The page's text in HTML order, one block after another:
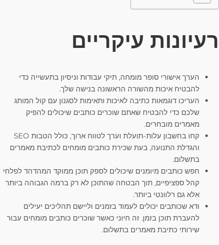
רעיונות עיקריים
הערך אישורי סופר מומחה, תיקי עבודות וניסיון בתעשייה כדי
להבטיח איכות מהשורה הראשונה בנישה שלך.
העריכו דוגמאות כתיבה לאיכות ותאימות לסגנון עם קול המותג
שלכם כדי להבטיח שאתם שוכרים כותבים שיכולים להפיק
מאמרים מובחרים.
קחו בחשבון עלות-תועלת וערך לטווח ארוך, כולל הטבות SEO
והגדלת התנועה, בעת שכירת כותבים מומחים לכתיבת מאמרים
בתשלום.
חפש כותבים מיומנים שיכולים לספק תוכן ממוקד המהדהד לפלחי
קהל ספציפיים, תוך הבטחה שהתוכן לא רק ברמה הגבוהה ביותר
אלא גם רלוונטי ביותר.
ודא שכותבים יכולים לעמוד בזמנים וליישם תהליכים יעילים
להעברת תוכן בזמן. זה חיוני כאשר שוכרים כותבים מומחים עבור
שירותי כתיבת מאמרים בתשלום.